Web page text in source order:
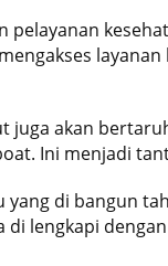
pelayanan
juga akan
Ini menjadi
yang di bangun
di lengkapi